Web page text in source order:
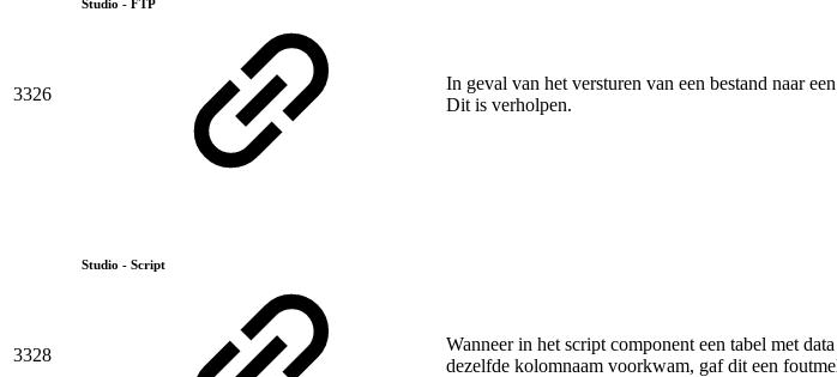
3326
Studio - FTP
In geval van het versturen van een bestand naar
Dit is verholpen.
3328
Studio - Script
Wanneer in het script component een tabel met
dezelfde kolomnaam voorkwam, gaf dit een